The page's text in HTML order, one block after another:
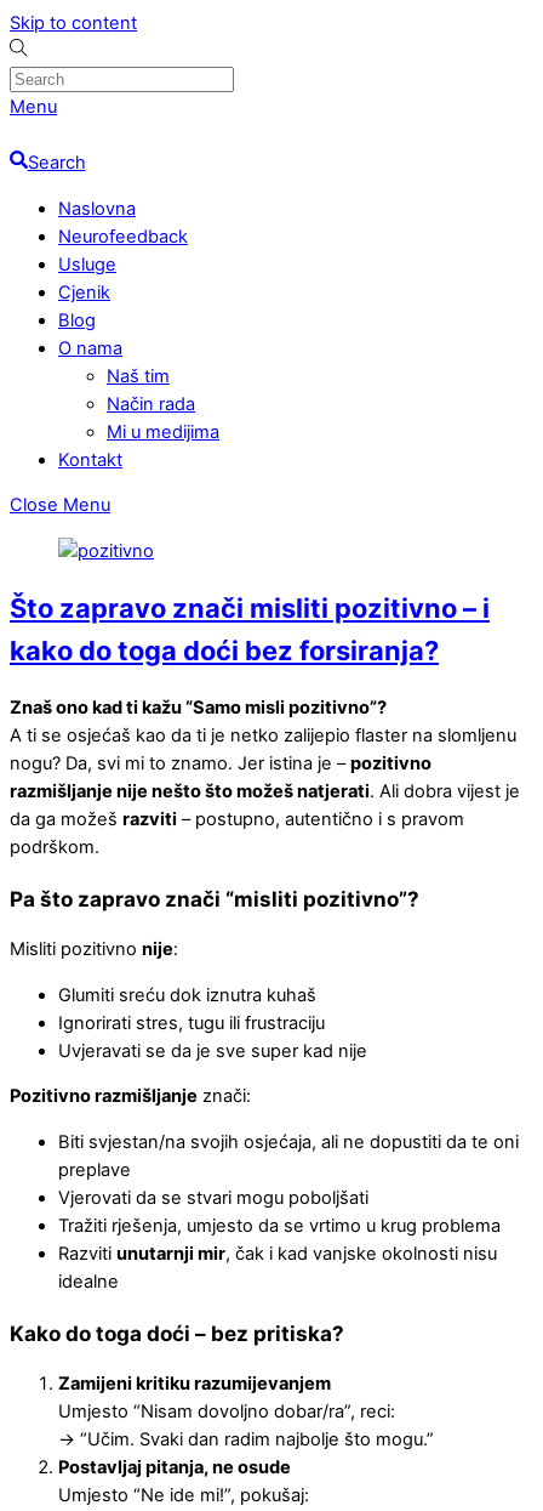
Skip to content
Menu
Search
Naslovna
Neurofeedback
Usluge
Cjenik
Blog
O nama
Naš tim
Način rada
Mi u medijima
Kontakt
Close Menu
Što zapravo znači misliti pozitivno – i
kako do toga doći bez forsiranja?
Znaš ono kad ti kažu “Samo misli pozitivno”?
A ti se osjećaš kao da ti je netko zalijepio flaster na slomljenu
nogu? Da, svi mi to znamo. Jer istina je –pozitivno
razmišljanje nije nešto što možeš natjerati. Ali dobra vijest je
da ga možeš razviti – postupno, autentično i s pravom
podrškom.
Pa što zapravo znači “misliti pozitivno”?
Misliti pozitivno nije:
Glumiti sreću dok iznutra kuhaš
Ignorirati stres, tugu ili frustraciju
Uvjeravati se da je sve super kad nije
Pozitivno razmišljanje znači:
Biti svjestan/na svojih osjećaja, ali ne dopustiti da te oni
preplave
Vjerovati da se stvari mogu poboljšati
Tražiti rješenja, umjesto da se vrtimo u krug problema
Razviti unutarnji mir, čak i kad vanjske okolnosti nisu
idealne
Kako do toga doći – bez pritiska?
Zamijeni kritiku razumijevanjem
Umjesto “Nisam dovoljno dobar/ra”, reci:
→ “Učim. Svaki dan radim najbolje što mogu.”
Postavljaj pitanja, ne osude
Umjesto “Ne ide mi!”, pokušaj: